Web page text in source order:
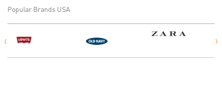
Popular Brands USA